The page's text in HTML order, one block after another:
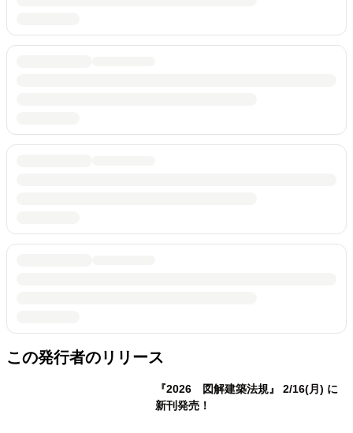
この発行者のリリース
『2026 図解建築法規』 2/16(月) に
新刊発売！